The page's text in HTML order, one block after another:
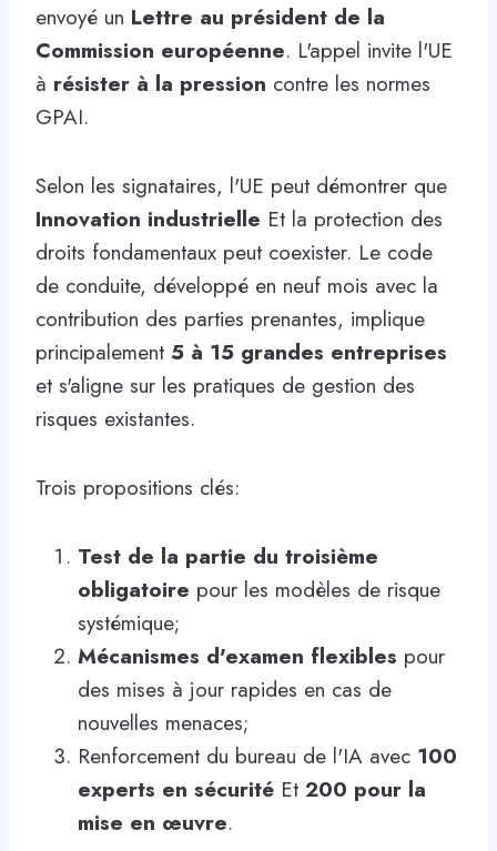
envoyé un Lettre au président de la
Commission européenne. L'appel invite l'UE
à résister à la pression contre les normes
GPAI.
Selon les signataires, l'UE peut démontrer que
Innovation industrielle Et la protection des
droits fondamentaux peut coexister. Le code
de conduite, développé en neuf mois avec la
contribution des parties prenantes, implique
principalement 5 à 15 grandes entreprises
et s'aligne sur les pratiques de gestion des
risques existantes.
Trois propositions clés:
Test de la partie du troisième
obligatoire pour les modèles de risque
systémique;
Mécanismes d'examen flexibles pour
des mises à jour rapides en cas de
nouvelles menaces;
Renforcement du bureau de l'IA avec 100
experts en sécurité Et 200 pour la
mise en œuvre.